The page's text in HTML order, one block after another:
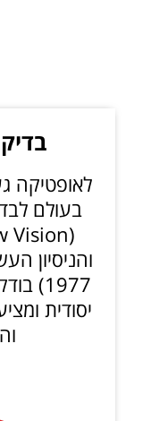
לאופטיקה
בעולם
והניסיון
1977)
יסודית